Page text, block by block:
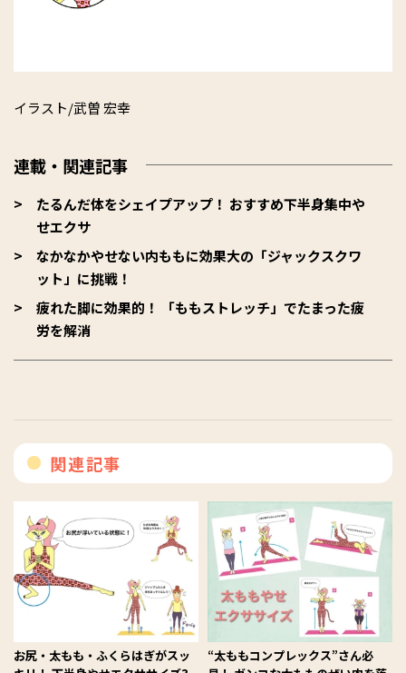
イラスト/武曽 宏幸
連載・関連記事
たるんだ体をシェイプアップ！ おすすめ下半身集中や
せエクサ
なかなかやせない内ももに効果大の「ジャックスクワ
ット」に挑戦！
疲れた脚に効果的！ 「ももストレッチ」でたまった疲
労を解消
関連記事
お尻・太もも・ふくらはぎがスッ
“太ももコンプレックス”さん必